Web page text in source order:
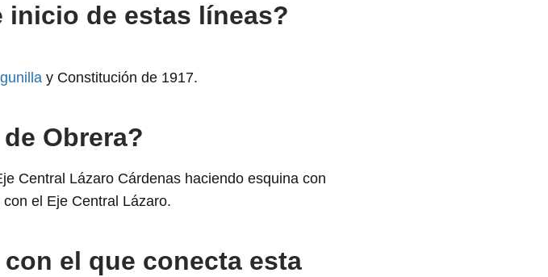
inicio de estas líneas?
y Constitución de 1917.
Obrera?
Central Lázaro Cárdenas haciendo esquina con
el Eje Central Lázaro.
el que conecta esta